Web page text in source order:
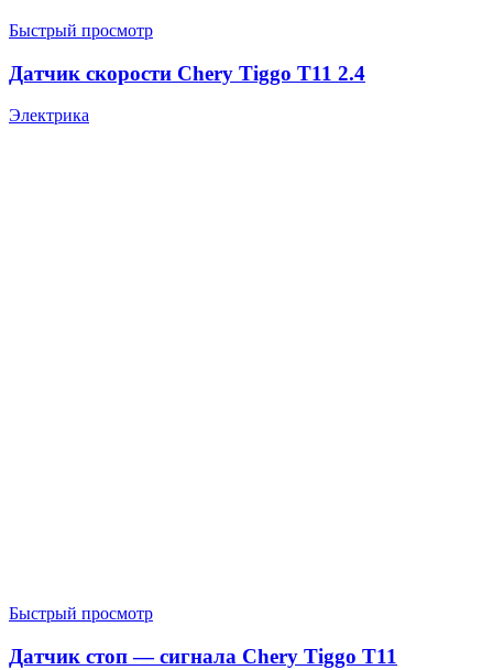
Быстрый просмотр
Датчик скорости Chery Tiggo T11 2.4
Электрика
Быстрый просмотр
Датчик стоп — сигнала Chery Tiggo T11